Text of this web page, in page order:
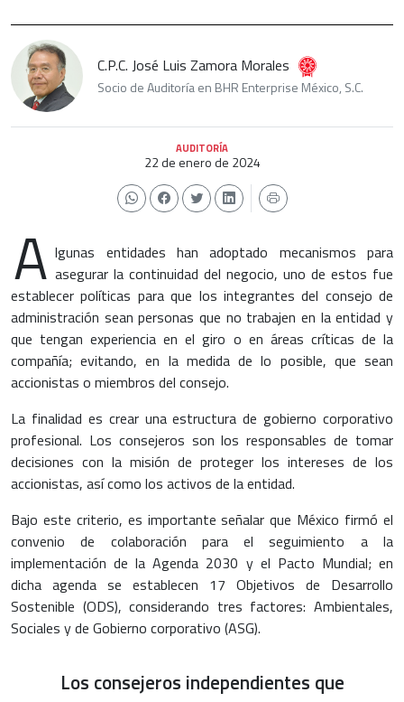
C.P.C. José Luis Zamora Morales
Socio de Auditoría en BHR Enterprise México, S.C.
AUDITORÍA
22 de enero de 2024
A lgunas entidades han adoptado mecanismos para
asegurar la continuidad del negocio, uno de estos fue
establecer políticas para que los integrantes del consejo de
administración sean personas que no trabajen en la entidad y
que tengan experiencia en el giro o en áreas críticas de la
compañía; evitando, en la medida de lo posible, que sean
accionistas o miembros del consejo.
La finalidad es crear una estructura de gobierno corporativo
profesional. Los consejeros son los responsables de tomar
decisiones con la misión de proteger los intereses de los
accionistas, así como los activos de la entidad.
Bajo este criterio, es importante señalar que México firmó el
convenio de colaboración para el seguimiento a la
implementación de la Agenda 2030 y el Pacto Mundial; en
dicha agenda se establecen 17 Objetivos de Desarrollo
Sostenible (ODS), considerando tres factores: Ambientales,
Sociales y de Gobierno corporativo (ASG).
Los consejeros independientes que